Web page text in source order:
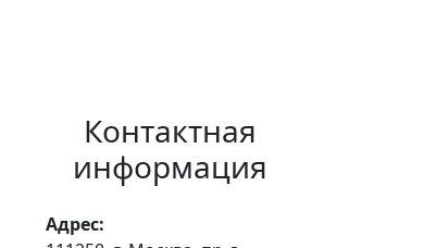
Контактная
информация
Адрес: